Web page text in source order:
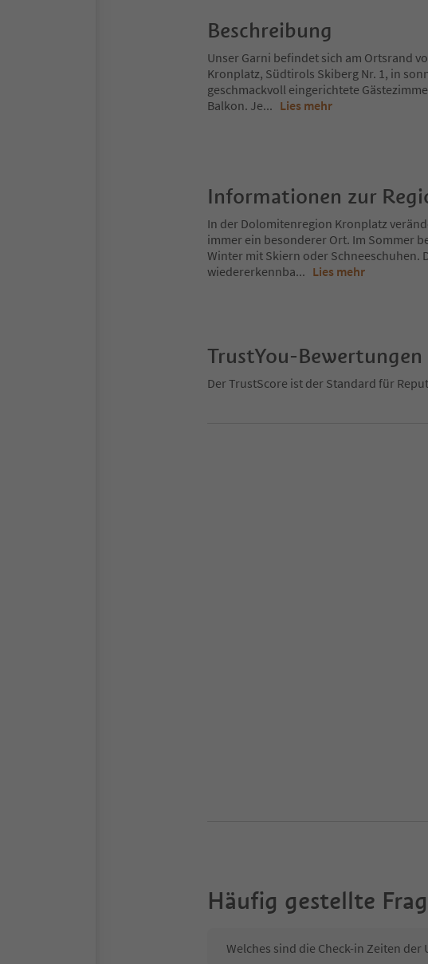
Beschreibung
Unser Garni befindet sich am Ortsrand
Kronplatz, Südtirols Skiberg Nr. 1, in
geschmackvoll eingerichtete
Balkon. Je... Lies mehr
Informationen zur
In der Dolomitenregion Kronplatz
immer ein besonderer Ort. Im Sommer
Winter mit Skiern oder Schneeschuhen.
wiedererkennba... Lies mehr
TrustYou-Bewertungen
Der TrustScore ist der Standard für
Häufig gestellte
Welches sind die Check-in Zeiten